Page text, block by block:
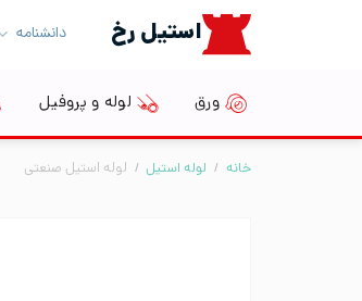
استیل رخ دانشنامه
ورق لوله و پروفیل
خانه / لوله استیل / لوله استیل صنعتی